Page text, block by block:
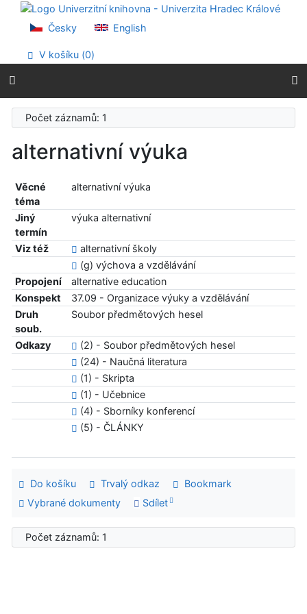
Přejít na obsah
Přejít na menu
Prohlášení o webové přístupnosti
Česky English
V košíku (0)
Počet záznamů: 1
alternativní výuka
Věcné
téma
alternativní výuka
Jiný
termín
výuka alternativní
Viz též
alternativní školy
(g) výchova a vzdělávání
Propojení
alternative education
Konspekt
37.09 - Organizace výuky a vzdělávání
Druh
soub.
Soubor předmětových hesel
Odkazy
(2) - Soubor předmětových hesel
(24) - Naučná literatura
(1) - Skripta
(1) - Učebnice
(4) - Sborníky konferencí
(5) - ČLÁNKY
Do košíku Trvalý odkaz
Bookmark
Vybrané dokumenty
Sdílet
Počet záznamů: 1